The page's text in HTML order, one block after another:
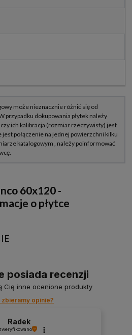
60x120 -
o płytce
posiada recenzji
Cię inne ocenione produkty
zbieramy opinie?
Radek